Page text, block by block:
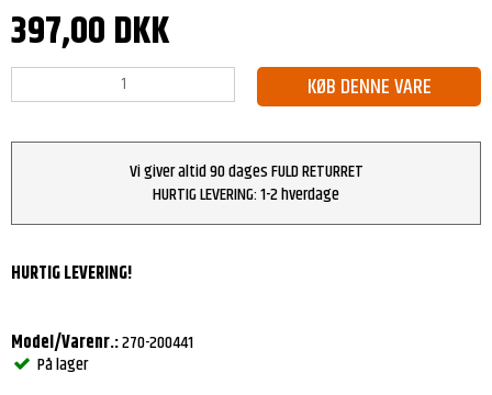
397,00 DKK
KØB DENNE VARE
Vi giver altid 90 dages FULD RETURRET
HURTIG LEVERING: 1-2 hverdage
HURTIG LEVERING!
Model/Varenr.:270-200441
På lager